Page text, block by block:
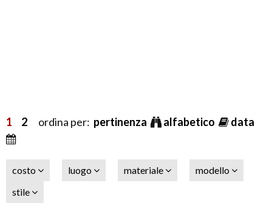
1 2 ordina per: pertinenza alfabetico data
costo luogo materiale
modello
stile